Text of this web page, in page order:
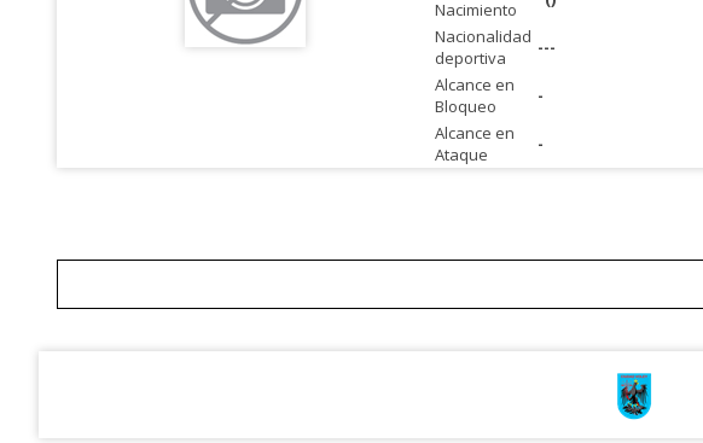
Nacimiento
Nacionalidad
deportiva
---
Alcance en
Bloqueo
-
Alcance en
Ataque
-